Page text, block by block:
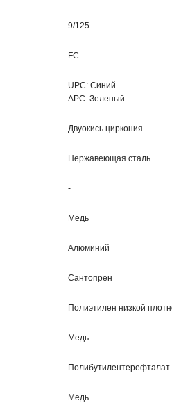
9/125
FC
UPC: Синий
APC: Зеленый
Двуокись циркония
Нержавеющая сталь
-
Медь
Алюминий
Сантопрен
Полиэтилен низкой
Медь
Медь